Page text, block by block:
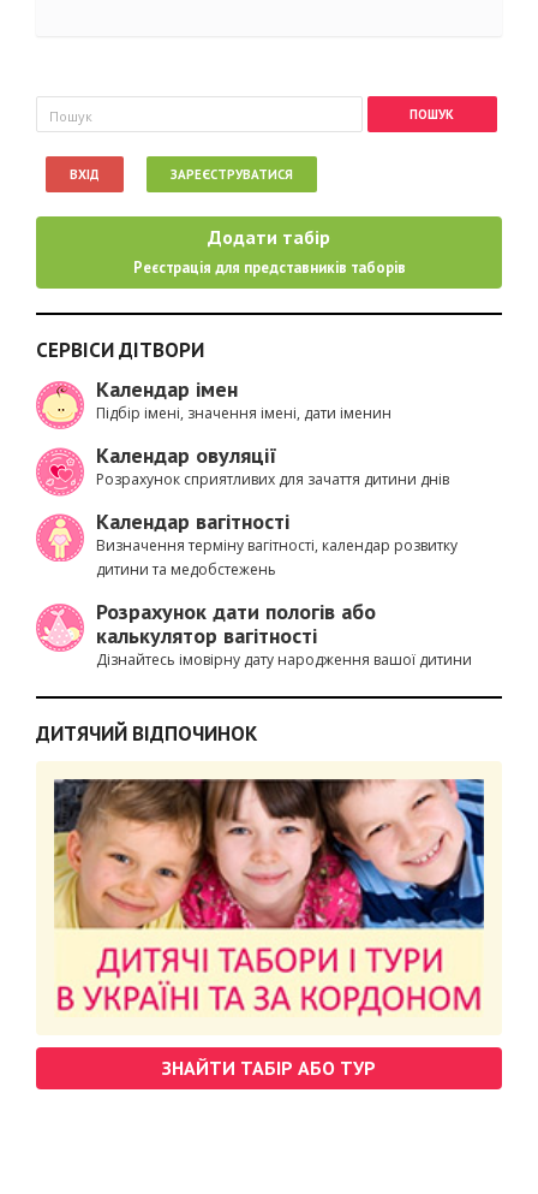
Пошукова форма
Пошук
ВХІД ЗАРЕЄСТРУВАТИСЯ
Додати табір
Реєстрація для представників таборів
СЕРВІСИ ДІТВОРИ
Календар імен
Підбір імені, значення імені, дати іменин
Календар овуляції
Розрахунок сприятливих для зачаття дитини днів
Календар вагітності
Визначення терміну вагітності, календар розвитку
дитини та медобстежень
Розрахунок дати пологів або
калькулятор вагітності
Дізнайтесь імовірну дату народження вашої дитини
ДИТЯЧИЙ ВІДПОЧИНОК
ЗНАЙТИ ТАБІР АБО ТУР